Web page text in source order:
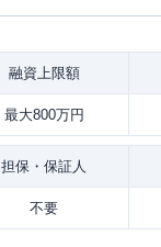
融資上限額
最大800万円
担保・ 保証人
不要